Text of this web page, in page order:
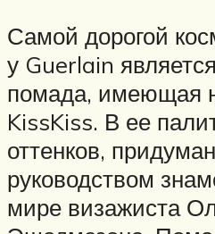
Самой дорогой
у Guerlain
помада, имеющая
KissKiss. В ее
оттенков,
руководством
мире визажиста